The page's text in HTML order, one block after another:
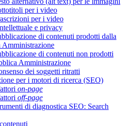
per i video
per i video
e privacy
di contenuti prodotti dalla
Amministrazione
di contenuti non prodotti
Amministrazione
dei soggetti ritratti
per i motori di ricerca (SEO)
on-page
off-page
di diagnostica SEO: Search